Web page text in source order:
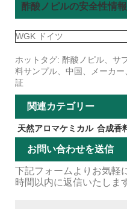
酢酸ノピルの安全性情報
WGK ドイツ
ホットタグ: 酢酸ノピル、サ
料サンプル、中国、メーカ
証
関連カテゴリー
天然アロマケミカル 合成香
お問い合わせを送信
下記フォームよりお気軽
時間以内に返信いたしま